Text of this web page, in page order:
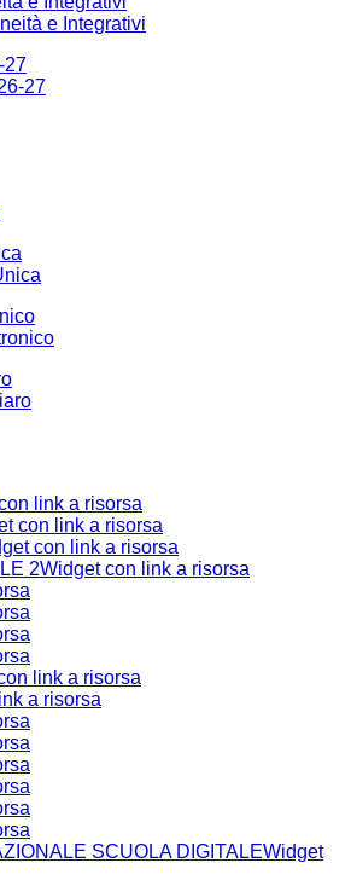
27
link a risorsa
con link a risorsa
con link a risorsa
Widget con link a risorsa
link a risorsa
a risorsa
Widget